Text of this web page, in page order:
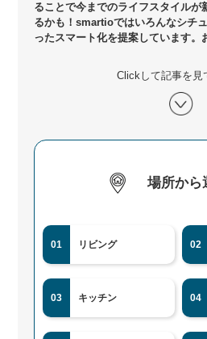
ることで今までのライフスタイルが
るかも！smartioではいろんなシチ
ったスマート化を提案しています。
Clickして記事を見
場所から
01 リビング 02
03 キッチン 04